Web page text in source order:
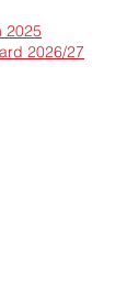
2025​
2026/27